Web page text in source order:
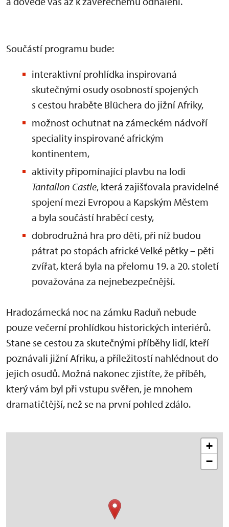
Součástí programu bude:
interaktivní prohlídka inspirovaná
skutečnými osudy osobností spojených
s cestou hraběte Blüchera do jižní Afriky,
možnost ochutnat na zámeckém nádvoří
speciality inspirované africkým
kontinentem,
aktivity připomínající plavbu na lodi
Tantallon Castle, která zajišťovala pravidelné
spojení mezi Evropou a Kapským Městem
a byla součástí hraběcí cesty,
dobrodružná hra pro děti, při níž budou
pátrat po stopách africké Velké pětky – pěti
zvířat, která byla na přelomu 19. a 20. století
považována za nejnebezpečnější.
Hradozámecká noc na zámku Raduň nebude
pouze večerní prohlídkou historických interiérů.
Stane se cestou za skutečnými příběhy lidí, kteří
poznávali jižní Afriku, a příležitostí nahlédnout do
jejich osudů. Možná nakonec zjistíte, že příběh,
který vám byl při vstupu svěřen, je mnohem
dramatičtější, než se na první pohled zdálo.
+
−